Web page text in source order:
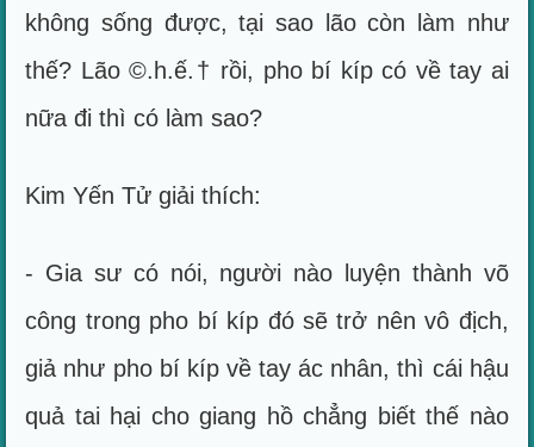
không sống được, tại sao lão còn làm như
thế? Lão ©.h.ế.† rồi, pho bí kíp có về tay ai
nữa đi thì có làm sao?
Kim Yến Tử giải thích:
- Gia sư có nói, người nào luyện thành võ
công trong pho bí kíp đó sẽ trở nên vô địch,
giả như pho bí kíp về tay ác nhân, thì cái hậu
quả tai hại cho giang hồ chẳng biết thế nào